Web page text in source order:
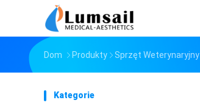
Dom Produkty Sprzęt Weterynaryjny
Kategorie